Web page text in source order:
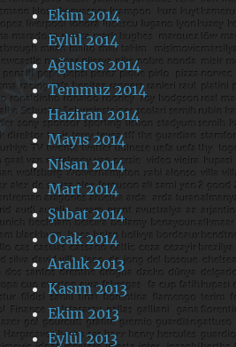
Ekim 2014
Eylül 2014
Ağustos 2014
Temmuz 2014
Haziran 2014
Mayıs 2014
Nisan 2014
Mart 2014
Şubat 2014
Ocak 2014
Aralık 2013
Kasım 2013
Ekim 2013
Eylül 2013